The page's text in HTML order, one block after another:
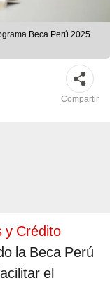
Beca Perú 2025.
Compartir
y Crédito
la Beca Perú
el